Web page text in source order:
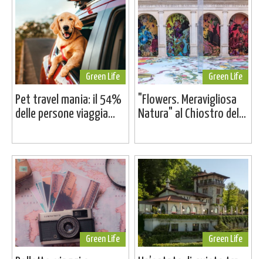
Green Life
Pet travel mania: il 54%
delle persone viaggia...
Green Life
"Flowers. Meravigliosa
Natura" al Chiostro del...
Green Life Green Life